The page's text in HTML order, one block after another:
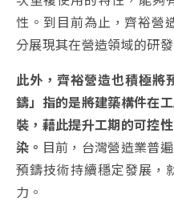
性。到目前為止，齊裕營
分展現其在營造領域的研
此外，齊裕營造也積極將
鑄」指的是將建築構件在
裝，藉此提升工期的可控
染。 目前，台灣營造業普
預鑄技術持續穩定發展，
力。